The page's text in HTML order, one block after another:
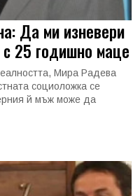
Да ми изневери
25 годишно маце
Мира Радева
социоложка се
й мъж може да